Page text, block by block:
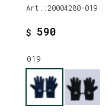
20004280-019
$ 590
019